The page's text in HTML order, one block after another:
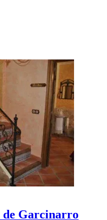
de Garcinarro